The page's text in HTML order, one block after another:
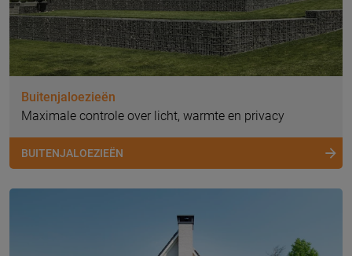
Buitenjaloezieën
Maximale controle over licht, warmte en privacy
BUITENJALOEZIEËN